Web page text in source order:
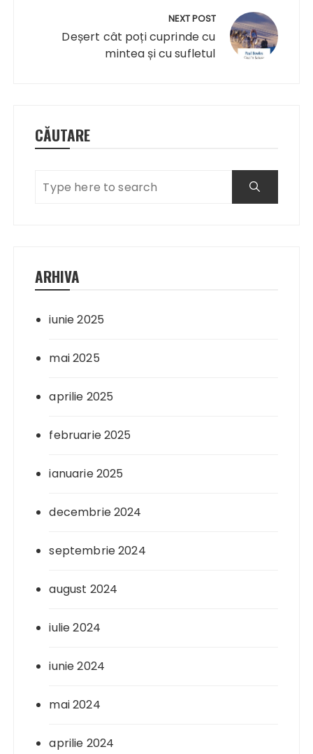
NEXT POST
Deșert cât poți cuprinde cu
mintea și cu sufletul
CĂUTARE
ARHIVA
iunie 2025
mai 2025
aprilie 2025
februarie 2025
ianuarie 2025
decembrie 2024
septembrie 2024
august 2024
iulie 2024
iunie 2024
mai 2024
aprilie 2024